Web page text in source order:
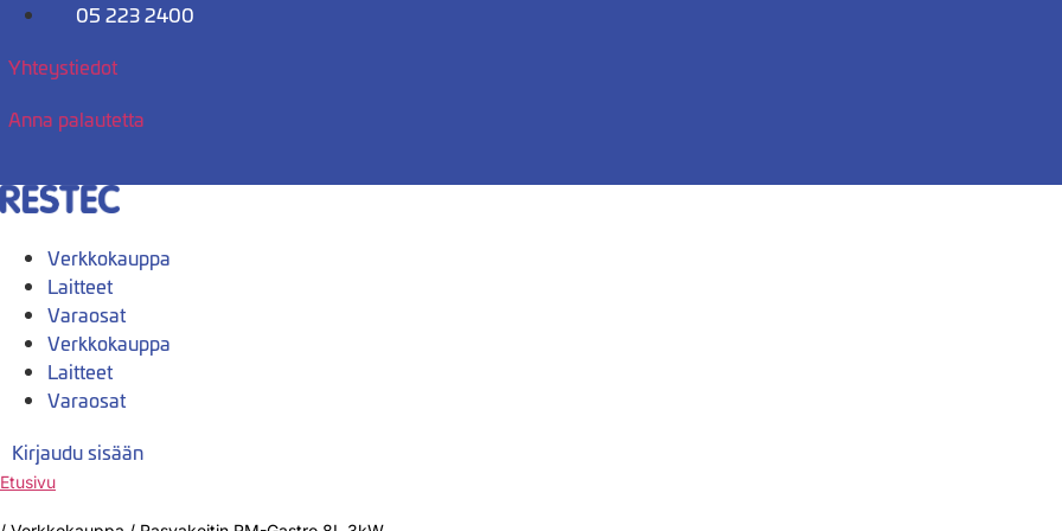
Mene
05 223 2400
Yhteystiedot
Anna palautetta
Verkkokauppa
Laitteet
Varaosat
Verkkokauppa
Laitteet
Varaosat
Kirjaudu sisään
Etusivu